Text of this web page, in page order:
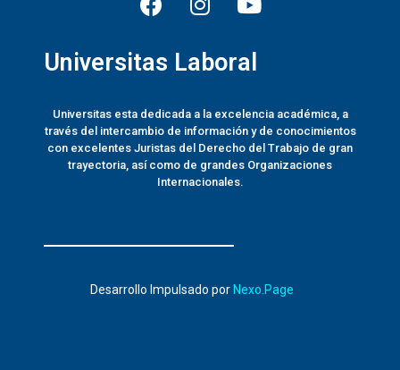
Universitas Laboral
Universitas esta dedicada a la excelencia académica, a
través del intercambio de información y de conocimientos
con excelentes Juristas del Derecho del Trabajo de gran
trayectoria, así como de grandes Organizaciones
Internacionales.
Desarrollo Impulsado por Nexo.Page